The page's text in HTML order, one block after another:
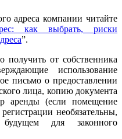
адреса компании читайте
как выбрать, риски
”.
получить от собственника
использование
письмо о предоставлении
лица, копию документа
аренды (если помещение
необязательны,
для законного